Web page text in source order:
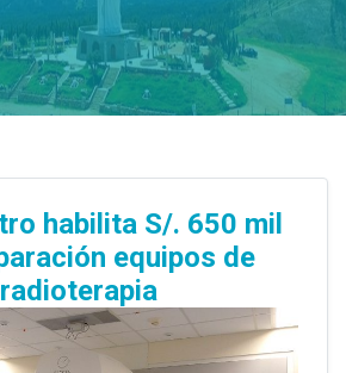
habilita S/. 650 mil
equipos de
radioterapia